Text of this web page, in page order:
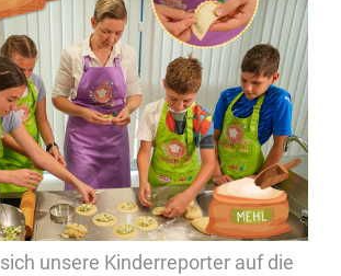
unsere Kinderreporter auf die